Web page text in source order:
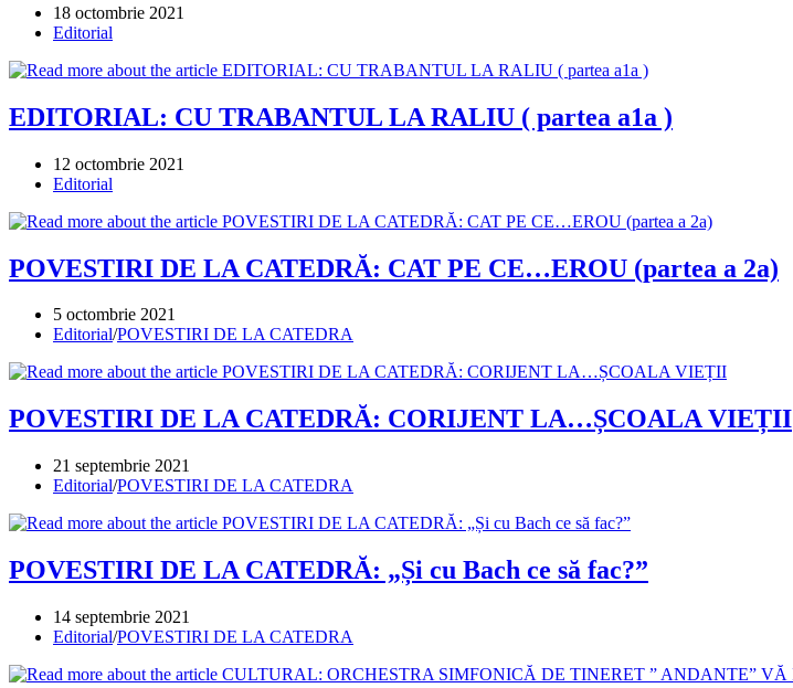
Post
published:
18 octombrie 2021
Post
Editorial
EDITORIAL: CU TRABANTUL LA RALIU ( partea a1a )
Post
published:
12 octombrie 2021
Post
Editorial
POVESTIRI DE LA CATEDRĂ: CAT PE CE…EROU (partea a 2a)
Post
published:
5 octombrie 2021
Post
Editorial/POVESTIRI DE LA CATEDRA
POVESTIRI DE LA CATEDRĂ: CORIJENT LA…ȘCOALA VIEȚII
Post
published:
21 septembrie 2021
Post
Editorial/POVESTIRI DE LA CATEDRA
POVESTIRI DE LA CATEDRĂ: „Și cu Bach ce să fac?”
Post
published:
14 septembrie 2021
Post
Editorial/POVESTIRI DE LA CATEDRA